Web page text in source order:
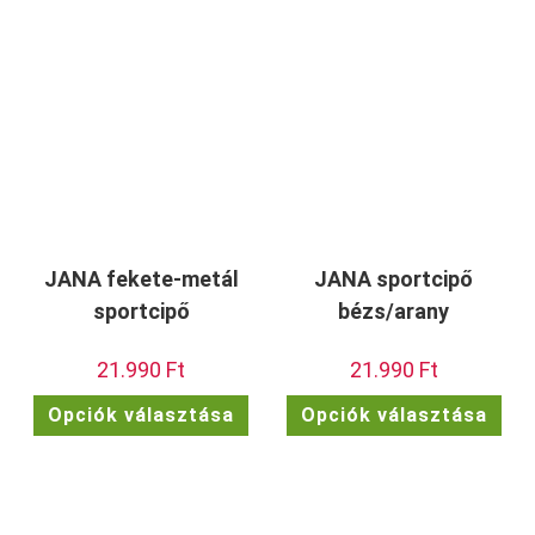
JANA fekete-metál
sportcipő
21.990 Ft
Opciók választása
terméknek
JANA sportcipő
bézs/arany
21.990 Ft
Opciók választása